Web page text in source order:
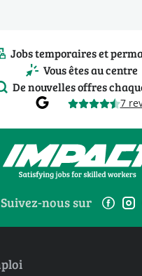
Jobs temporaires et
Vous êtes au centre
De nouvelles offres
7
Suivez-nous sur